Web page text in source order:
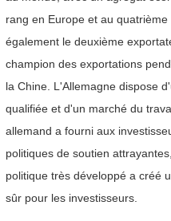
rang en Europe et au
également le deuxième
champion des exportations
la Chine. L'Allemagne dispose
qualifiée et d'un marché du
allemand a fourni aux
politiques de soutien
politique très développé a créé
sûr pour les investisseurs.